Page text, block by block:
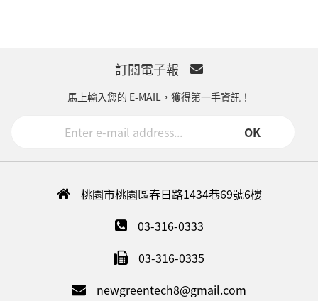
訂閱電子報
馬上輸入您的 E-MAIL，獲得第一手資訊！
OK
桃園市桃園區春日路1434巷69號6樓
03-316-0333
03-316-0335
newgreentech8@gmail.com